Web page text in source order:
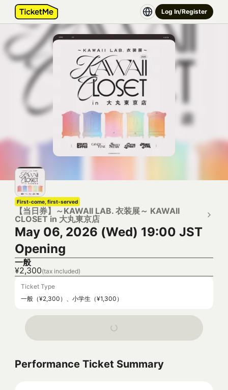
Log In/Register
First-come, first-served
【当日券】～KAWAII LAB. 衣装展～ KAWAII
CLOSET in 大丸東京店
May 06, 2026 (Wed) 19:00 JST
Opening
一般
¥2,300(tax included)
Ticket Type
一般（¥2,300）、小学生（¥1,300）
Performance Ticket Summary